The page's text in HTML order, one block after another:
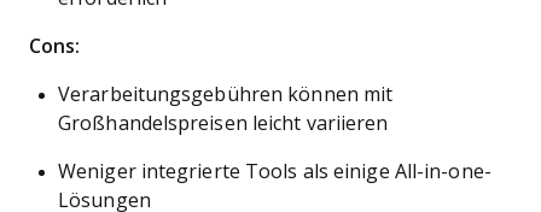
Cons:
Verarbeitungsgebühren können mit
Großhandelspreisen leicht variieren
Weniger integrierte Tools als einige All-in-one-
Lösungen